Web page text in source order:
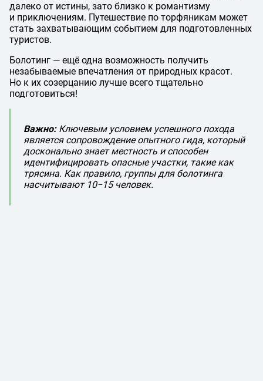
далеко от истины, зато близко к романтизму
и приключениям. Путешествие по торфяникам может
стать захватывающим событием для подготовленных
туристов.
Болотинг — ещё одна возможность получить
незабываемые впечатления от природных красот.
Но к их созерцанию лучше всего тщательно
подготовиться!
Важно:Ключевым условием успешного похода
является сопровождение опытного гида, который
досконально знает местность и способен
идентифицировать опасные участки, такие как
трясина. Как правило, группы для болотинга
насчитывают 10−15 человек.